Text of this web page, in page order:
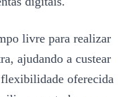
livre para realizar
ajudando a custear
flexibilidade oferecida